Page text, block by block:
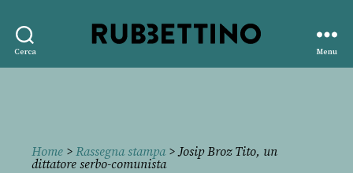
Cerca
editore
Menu
Home > Rassegna stampa> Josip Broz Tito, un
dittatore serbo-comunista